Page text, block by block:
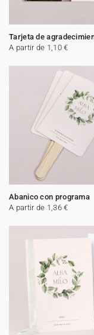
Tarjeta de
A partir de 1,10 €
Abanico con programa
A partir de 1,36 €